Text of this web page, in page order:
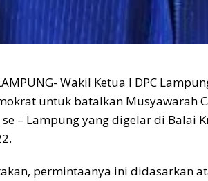
Wakil Ketua I DPC
untuk batalkan Musyawarah
– Lampung yang digelar di Balai
permintaanya ini didasarkan